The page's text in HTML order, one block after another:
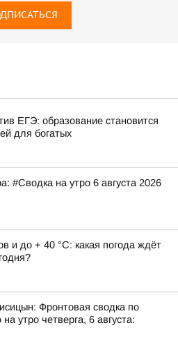
ЕГЭ: образование становится
для богатых
#Сводка на утро 6 августа 2026
и до + 40 °С: какая погода ждёт
Фронтовая сводка по
утро четверга, 6 августа: